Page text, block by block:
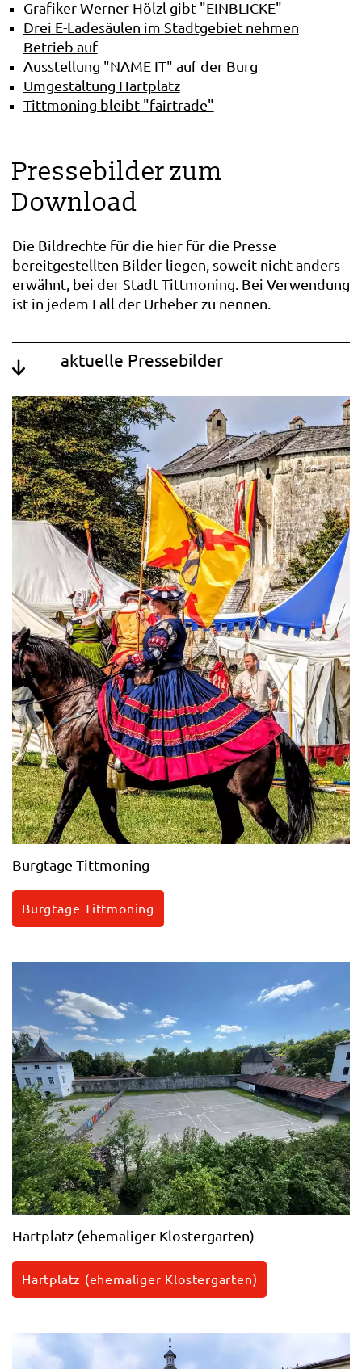
Grafiker Werner Hölzl gibt "EINBLICKE"
Drei E-Ladesäulen im Stadtgebiet nehmen
Betrieb auf
Ausstellung "NAME IT" auf der Burg
Umgestaltung Hartplatz
Tittmoning bleibt "fairtrade"
Pressebilder zum
Download
Die Bildrechte für die hier für die Presse
bereitgestellten Bilder liegen, soweit nicht anders
erwähnt, bei der Stadt Tittmoning. Bei Verwendung
ist in jedem Fall der Urheber zu nennen.
aktuelle Pressebilder
Burgtage Tittmoning
Burgtage Tittmoning
Hartplatz (ehemaliger Klostergarten)
Hartplatz (ehemaliger Klostergarten)